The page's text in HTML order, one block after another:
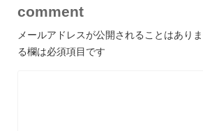
comment
メールアドレスが公開されることはありま
る欄は必須項目です